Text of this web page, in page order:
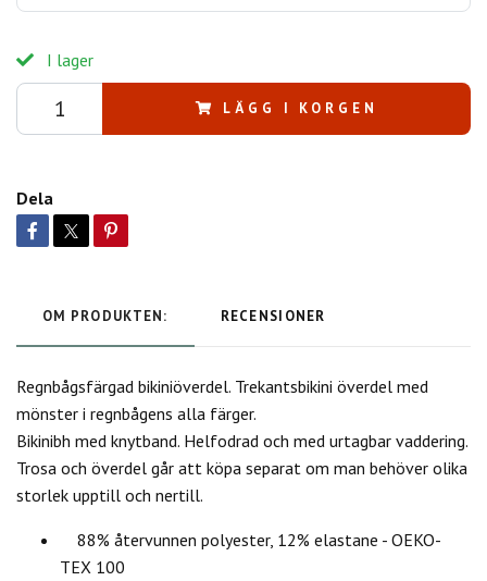
I lager
LÄGG I KORGEN
Dela
OM PRODUKTEN: RECENSIONER
Regnbågsfärgad bikiniöverdel. Trekantsbikini överdel med
mönster i regnbågens alla färger.
Bikinibh med knytband. Helfodrad och med urtagbar vaddering.
Trosa och överdel går att köpa separat om man behöver olika
storlek upptill och nertill.
88% återvunnen polyester, 12% elastane - OEKO-
TEX 100